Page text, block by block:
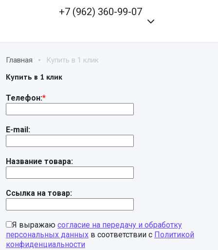
+7 (962) 360-99-07
Главная Купить в 1 клик
Купить в 1 клик
Телефон:*
E-mail:
Название товара:
Ссылка на товар:
Я выражаю согласие на передачу и обработку
персональных данных в соответствии с Политикой
конфиденциальности